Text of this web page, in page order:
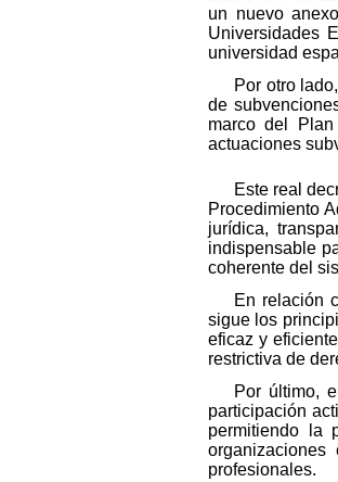
un nuevo
Universidades
universidad
Por otro
de
marco del
actuaciones
Este real
Procedimiento
jurídica,
indispensable
coherente del
En relación
sigue los
eficaz y
restrictiva de
Por último,
participación
permitiendo la
profesionales.